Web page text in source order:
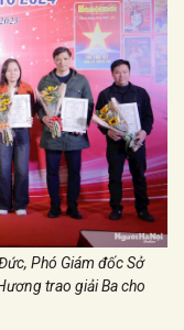
Phó Giám đốc Sở
trao giải Ba cho